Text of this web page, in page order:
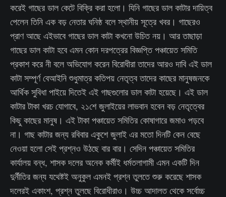
করেই গাছের ডাল কেটে বিক্রি করা হলো। যিনি গাছের ডাল কাটার দায়িত্ব
পেলেন তিনি এক বড় নেতার ঘনিষ্ঠ বলে স্থানীয় সূত্রে খবর। গাছেরও
প্রাণ আছে এইভাবে গাছের ডাল কাটা কখনো উচিত নয়। আর তাছাড়া
গাছের ডাল কাটা হবে এমন কোন দরপত্রের বিজ্ঞপ্তি পঞ্চায়েত সমিতি
প্রকাশ করে নী বলে অভিযোগ করেন বিরোধীরা তাদের আরও দাবি এই ডাল
কাটা সম্পূর্ণ বেআইনি শুধুমাত্র কতিপয় নেতৃত্ব তাদের কাছের মানুষজনকে
আর্থিক সুবিধা পাইয়ে দিতেই এই গাছগুলোর ডাল কাটা হয়েছে। এই ডাল
কাটার টাকা খরচ যোগাবে, ২১শে জুলাইয়ের লাভবান হবেন বড় নেতৃত্বের
কিছু কাছের মানুষ। এই টাকা পঞ্চায়েত সমিতির কোষাগারে জমাও পড়বে
না। গাছ কাটার জন্য রবিবার একুশে জুলাই এর মতো দিনটি কেন বেছে
নেওয়া হলো সেই প্রশ্নও উঠছে বার বার। সেদিন পঞ্চায়েত সমিতির
কার্যালয় বন্ধ, শাসক দলের অনেক কর্মীই ধর্মতলাগামী এমন একটি দিন
দুর্নীতির জন্য যথেষ্টই অনুকুল এমনই প্রশ্ন তুলতে শুরু করেছে শাসক
দলেরই একাংশ, প্রশ্ন তুলছে বিরোধীরাও। উচ্চ আদালত থেকে সর্বোচ্চ